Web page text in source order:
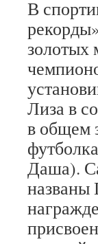
В
золотых
Лиза в
в общем
Даша).
названы